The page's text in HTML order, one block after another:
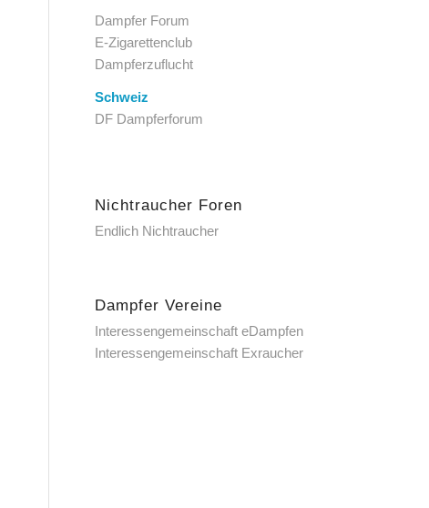
Dampfer Forum
E-Zigarettenclub
Dampferzuflucht
Schweiz
DF Dampferforum
Nichtraucher Foren
Endlich Nichtraucher
Dampfer Vereine
Interessengemeinschaft eDampfen
Interessengemeinschaft Exraucher